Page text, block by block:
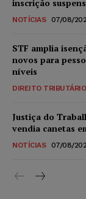
inscrição
NOTÍCIAS 07/08/
STF amplia
novos para
níveis
DIREITO TRIBUTÁRIO
Justiça do
vendia canetas
NOTÍCIAS 07/08/